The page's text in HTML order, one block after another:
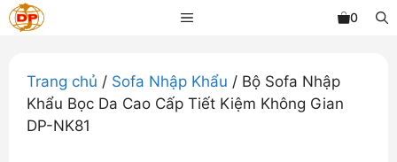
Chuyển
đến
dung
MENU 0
Trang chủ / Sofa Nhập Khẩu / Bộ Sofa Nhập
Khẩu Bọc Da Cao Cấp Tiết Kiệm Không Gian
DP-NK81